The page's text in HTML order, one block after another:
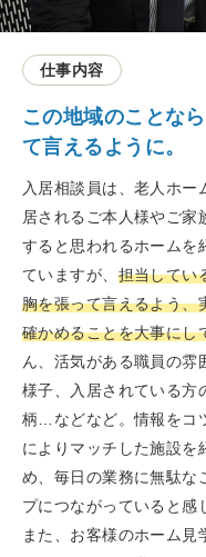
仕事内容
この地域のことな
て言えるように。
入居相談員は、老人ホー
居されるご本人様やご家
すると思われるホームを
ていますが、 担当してい
胸を張って言えるよう、
確かめることを大事にし
ん、活気がある職員の雰
様子、入居されている方
柄…などなど。情報をコ
によりマッチした施設を
め、毎日の業務に無駄な
プにつながっていると感
また、お客様のホーム見